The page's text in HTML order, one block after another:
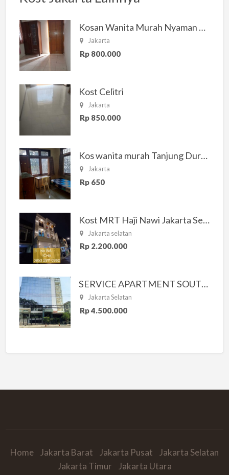
Kosan Wanita Murah Nyaman di Jakarta Selatan
Jakarta
Rp 800.000
Kost Celitri
Jakarta
Rp 850.000
Kos wanita murah Tanjung Duren Jakarta Barat
Jakarta
Rp 650
Kost MRT Haji Nawi Jakarta Selatan
Jakarta selatan
Rp 2.200.000
SERVICE APARTMENT SOUTH RESIDENCE
Jakarta Selatan
Rp 4.500.000
Home Jakarta Barat Jakarta Pusat
Jakarta Selatan
Jakarta Timur
Jakarta Utara